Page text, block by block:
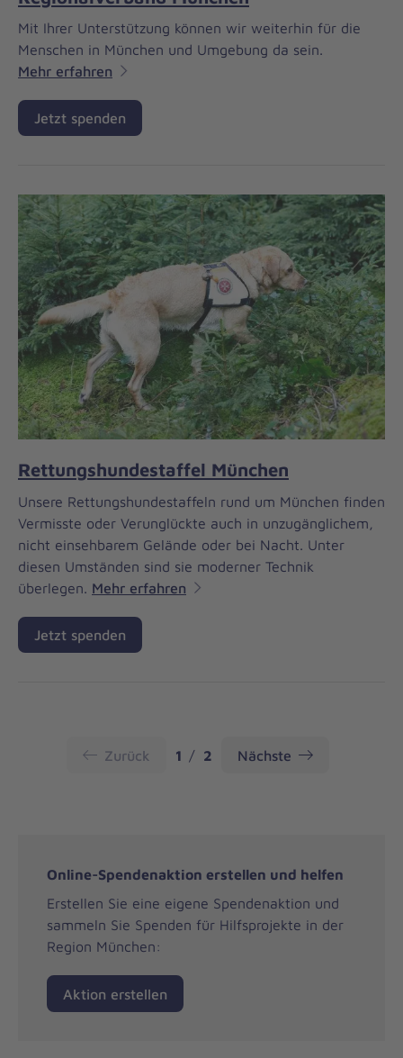
Mit Ihrer Unterstützung können wir weiterhin für die
Menschen in München und Umgebung da sein.
Mehr erfahren
Jetzt spenden
Rettungshundestaffel München
Unsere Rettungshundestaffeln rund um München finden
Vermisste oder Verunglückte auch in unzugänglichem,
nicht einsehbarem Gelände oder bei Nacht. Unter
diesen Umständen sind sie moderner Technik
überlegen. Mehr erfahren
Jetzt spenden
Zurück Seite
1 Seite
2 Nächste
Online-Spendenaktion erstellen und helfen
Erstellen Sie eine eigene Spendenaktion und
sammeln Sie Spenden für Hilfsprojekte in der
Region München:
Aktion erstellen